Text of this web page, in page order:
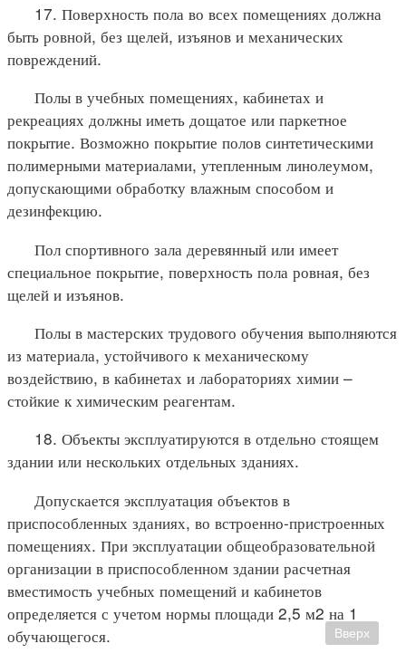
17. Поверхность пола во всех помещениях должна
быть ровной, без щелей, изъянов и механических
повреждений.
Полы в учебных помещениях, кабинетах и
рекреациях должны иметь дощатое или паркетное
покрытие. Возможно покрытие полов синтетическими
полимерными материалами, утепленным линолеумом,
допускающими обработку влажным способом и
дезинфекцию.
Пол спортивного зала деревянный или имеет
специальное покрытие, поверхность пола ровная, без
щелей и изъянов.
Полы в мастерских трудового обучения выполняются
из материала, устойчивого к механическому
воздействию, в кабинетах и лабораториях химии –
стойкие к химическим реагентам.
18. Объекты эксплуатируются в отдельно стоящем
здании или нескольких отдельных зданиях.
Допускается эксплуатация объектов в
приспособленных зданиях, во встроенно-пристроенных
помещениях. При эксплуатации общеобразовательной
организации в приспособленном здании расчетная
вместимость учебных помещений и кабинетов
определяется с учетом нормы площади 2,5 м2 на 1
обучающегося.
Вверх